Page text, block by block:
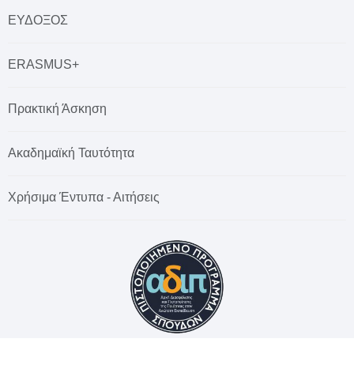
ΕΥΔΟΞΟΣ
ERASMUS+
Πρακτική Άσκηση
Ακαδημαϊκή Ταυτότητα
Χρήσιμα Έντυπα - Αιτήσεις